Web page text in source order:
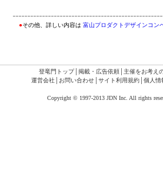
●その他、詳しい内容は 富山プロダクトデザインコン
登竜門トップ│ 掲載・広告依頼
主催をお考え
運営会社│ お問い合わせ│ サイト利用規約│ 個人情
Copyright © 1997-2013 JDN Inc. All rights